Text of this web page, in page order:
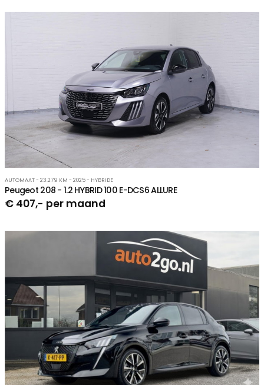
AUTOMAAT - 23.279 KM - 2025 - HYBRIDE
Peugeot 208 - 1.2 HYBRID 100 E-DCS6 ALLURE
€ 407,- per maand